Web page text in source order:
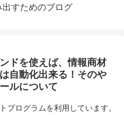
すためのブログ
ドを使えば、情報商材
自動化出来る！そのや
ルについて
プログラムを利用しています。